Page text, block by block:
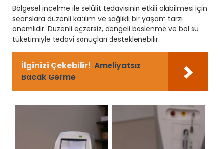
Bölgesel incelme ile selülit tedavisinin etkili olabilmesi için
seanslara düzenli katılım ve sağlıklı bir yaşam tarzı
önemlidir. Düzenli egzersiz, dengeli beslenme ve bol su
tüketimiyle tedavi sonuçları desteklenebilir.
İlginizi Çekebilir! Ameliyatsız
Bacak Germe